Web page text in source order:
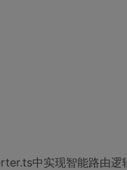
中实现智能路由逻